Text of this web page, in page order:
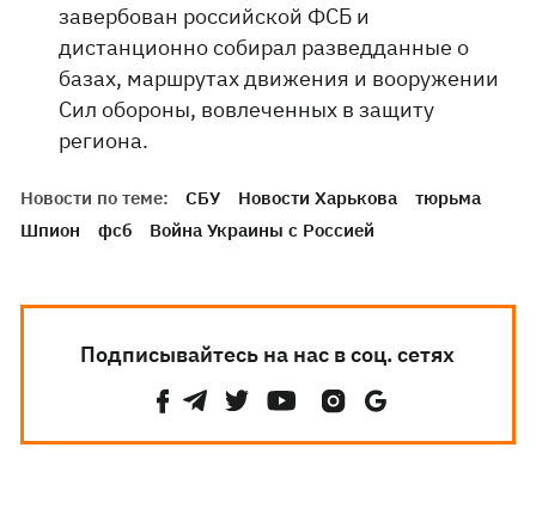
завербован российской ФСБ и
дистанционно собирал разведданные о
базах, маршрутах движения и вооружении
Сил обороны, вовлеченных в защиту
региона.
Новости по теме: СБУ Новости Харькова
тюрьма
Шпион
фсб Война Украины с Россией
Подписывайтесь на нас в соц. сетях